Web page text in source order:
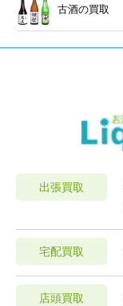
古酒の買取
出張買取
宅配買取
店頭買取